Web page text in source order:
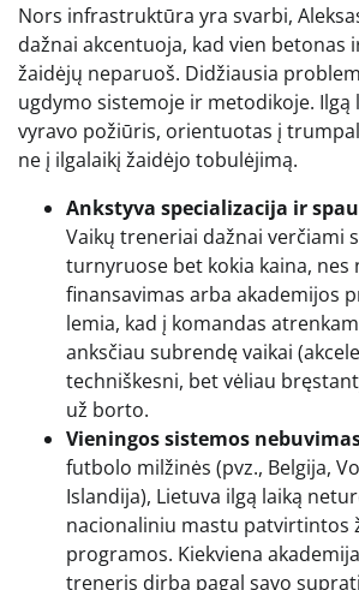
Nors infrastruktūra yra svarbi,
dažnai akcentuoja, kad vien betonas
žaidėjų neparuoš. Didžiausia
ugdymo sistemoje ir metodikoje. Ilgą
vyravo požiūris, orientuotas į
ne į ilgalaikį žaidėjo tobulėjimą.
Ankstyva specializacija ir
Vaikų treneriai dažnai verčiami
turnyruose bet kokia kaina, nes
finansavimas arba akademijos
lemia, kad į komandas
anksčiau subrendę vaikai
techniškesni, bet vėliau
už borto.
Vieningos sistemos
futbolo milžinės (pvz., Belgija,
Islandija), Lietuva ilgą laiką
nacionaliniu mastu patvirtintos
programos. Kiekviena
treneris dirba pagal savo